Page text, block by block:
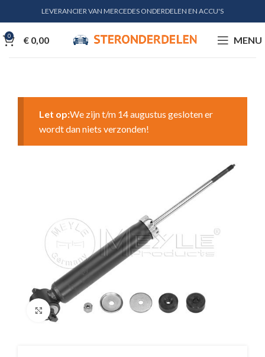
LEVERANCIER VAN MERCEDES ONDERDELEN EN ACCU'S
0 € 0,00 MENU
Let op:We zijn t/m 14 augustus gesloten er
wordt dan niets verzonden!
Klik voor vergroting